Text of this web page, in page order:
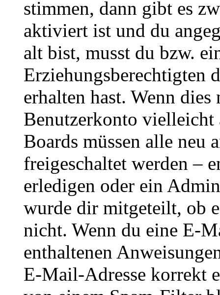
stimmen, dann gibt es
aktiviert ist und du
alt bist, musst du bzw.
Erziehungsberechtigten
erhalten hast. Wenn
Benutzerkonto
Boards müssen alle neu
freigeschaltet werden –
erledigen oder ein
wurde dir mitgeteilt, ob
nicht. Wenn du eine E-
enthaltenen
E-Mail-Adresse korrekt